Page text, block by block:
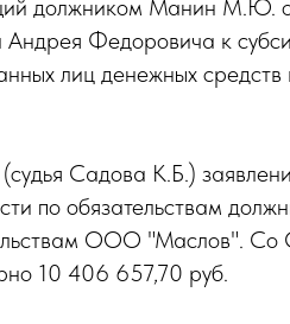
должником Манин М.Ю.
Федоровича к
лиц денежных
Садова К.Б.)
по обязательствам
ООО "Маслов".
10 406 657,70 руб.